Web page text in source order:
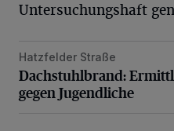
Untersuchungshaft
Dachstuhlbrand:
Hatzfelder Straße
Dachstuhlbrand:
gegen Jugendliche